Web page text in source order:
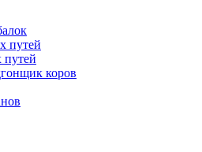
путей
путей
коров